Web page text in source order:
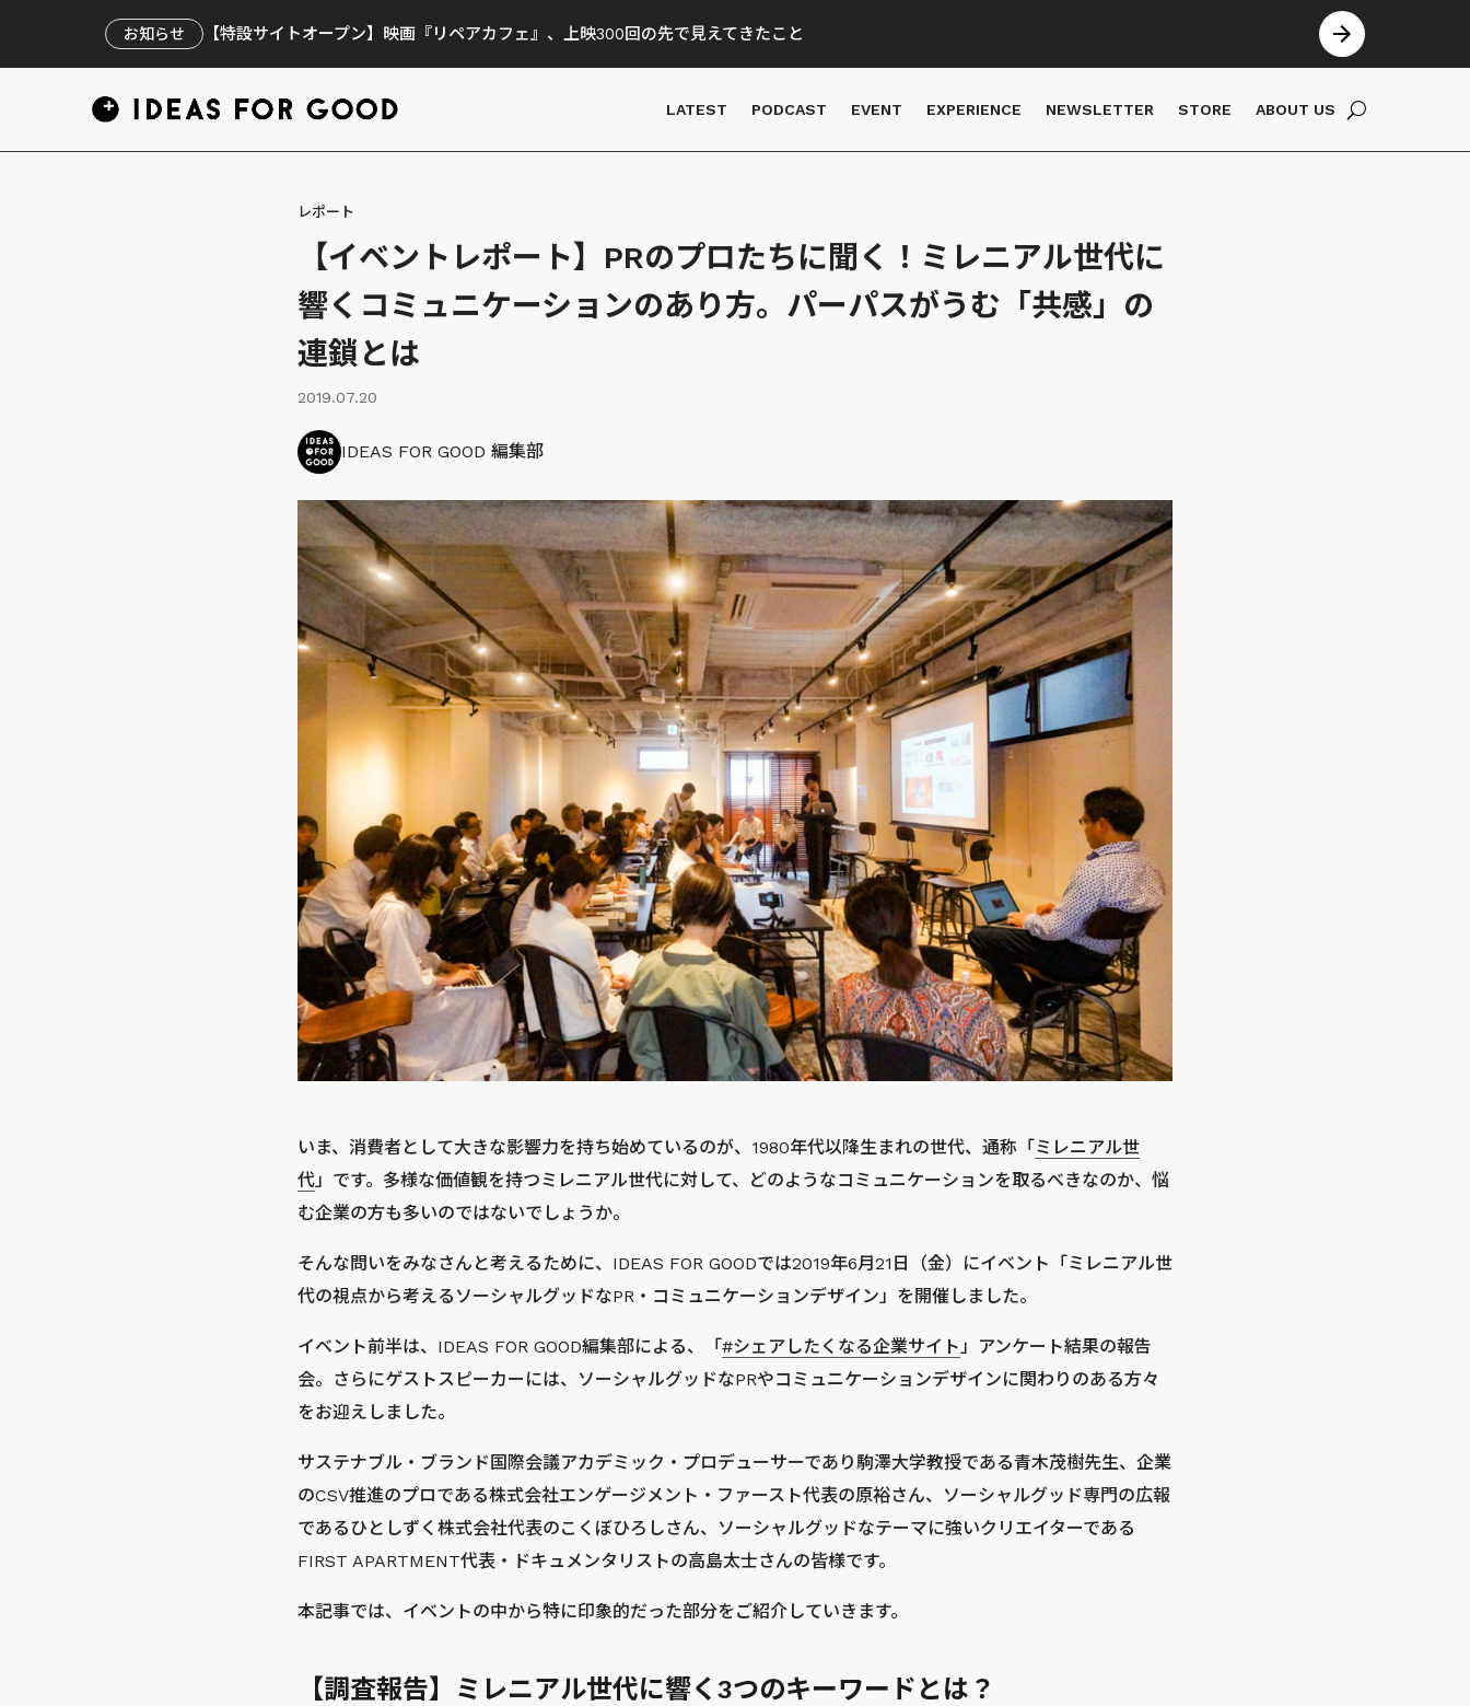
お知らせ 【特設サイトオープン】映画『リペアカフェ』、上映300回の先で見えてきたこと
LATEST PODCAST EVENT EXPERIENCE NEWSLETTER STORE ABOUT US
レポート
【イベントレポート】PRのプロたちに聞く！ミレニアル世代に
響くコミュニケーションのあり方。パーパスがうむ「共感」の
連鎖とは
2019.07.20
IDEAS FOR GOOD 編集部
いま、消費者として大きな影響力を持ち始めているのが、1980年代以降生まれの世代、通称「ミレニアル世
代 」です。多様な価値観を持つミレニアル世代に対して、どのようなコミュニケーションを取るべきなのか、悩
む企業の方も多いのではないでしょうか。
そんな問いをみなさんと考えるために、IDEAS FOR GOODでは2019年6月21日（金）にイベント「ミレニアル世
代の視点から考えるソーシャルグッドなPR・コミュニケーションデザイン」を開催しました。
イベント前半は、IDEAS FOR GOOD編集部による、「#シェアしたくなる企業サイト 」アンケート結果の報告
会。さらにゲストスピーカーには、ソーシャルグッドなPRやコミュニケーションデザインに関わりのある方々
をお迎えしました。
サステナブル・ブランド国際会議アカデミック・プロデューサーであり駒澤大学教授である青木茂樹先生、企業
のCSV推進のプロである株式会社エンゲージメント・ファースト代表の原裕さん、ソーシャルグッド専門の広報
であるひとしずく株式会社代表のこくぼひろしさん、ソーシャルグッドなテーマに強いクリエイターである
FIRST APARTMENT代表・ドキュメンタリストの高島太士さんの皆様です。
本記事では、イベントの中から特に印象的だった部分をご紹介していきます。
【調査報告】ミレニアル世代に響く3つのキーワードとは？